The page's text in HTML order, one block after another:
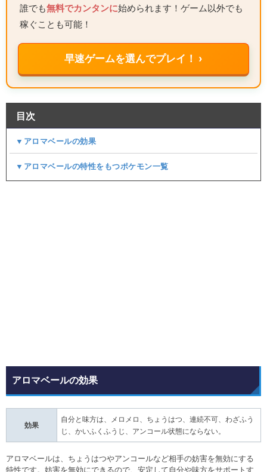
誰でも無料でカンタンに始められます！ゲーム以外でも
稼ぐことも可能！
早速ゲームを選んでプレイ！ ›
目次
▼アロマベールの効果
▼アロマベールの特性をもつポケモン一覧
アロマベールの効果
効果
自分と味方は、メロメロ、ちょうはつ、連続不可、わざふう
じ、かいふくふうじ、アンコール状態にならない。
アロマベールは、ちょうはつやアンコールなど相手の妨害を無効にする
特性です。妨害を無効にできるので、安定して自分や味方をサポートす